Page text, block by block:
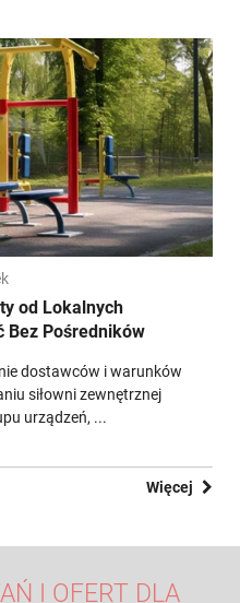
NA PODOBNY
od Lokalnych
Bez Pośredników
siłowni zewnętrznej
urządzeń, ...